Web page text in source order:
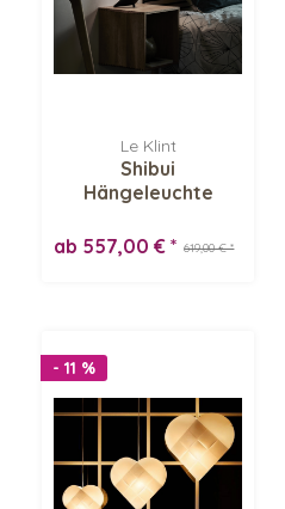
Le Klint
Shibui
Hängeleuchte
619,00 € *
ab 557,00 € *
- 11 %